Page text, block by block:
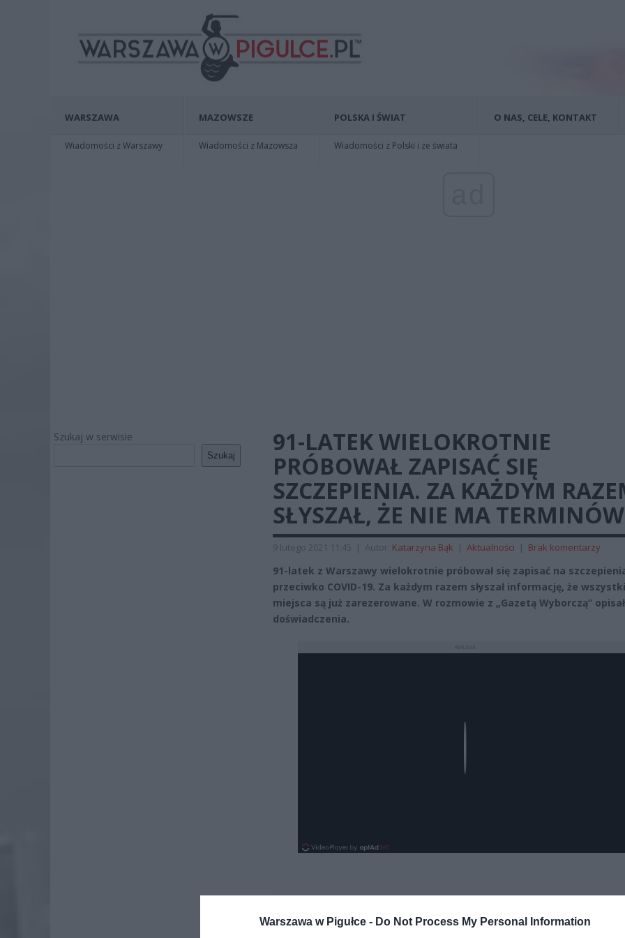
Warszawa w Pigułce - Do Not Process My Personal Information
WARSZAWA
Wiadomości z Warszawy
MAZOWSZE
Wiadomości z Mazowsza
POLSKA I ŚWIAT
Wiadomości z Polski i ze świata
O NAS, CELE, KONTAKT
Szukaj w serwisie
Szukaj
91-LATEK WIELOKROTNIE
PRÓBOWAŁ ZAPISAĆ SIĘ
SZCZEPIENIA. ZA KAŻDYM
SŁYSZAŁ, ŻE NIE MA TERMINÓW
9 lutego 2021 11:45 | Autor: Katarzyna Bąk | Aktualności | Brak komentarzy
91-latek z Warszawy wielokrotnie próbował się zapisać na
przeciwko COVID-19. Za każdym razem słyszał informację, że
miejsca są już zarezerowane. W rozmowie z „Gazetą Wyborczą”
doświadczenia.